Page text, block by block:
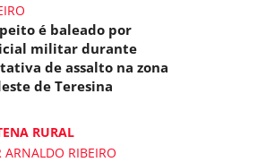
é baleado por
militar durante
de assalto na zona
de Teresina
RURAL
ARNALDO RIBEIRO